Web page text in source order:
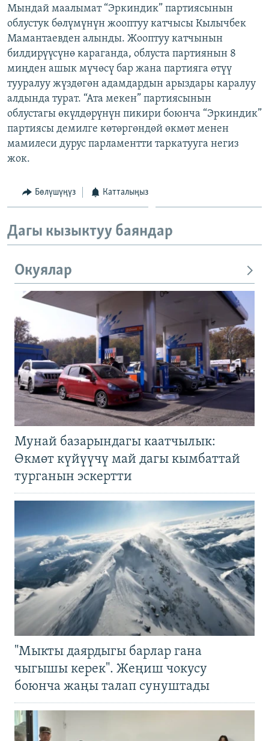
Мындай маалымат “Эркиндик” партиясынын
облустук бөлүмүнүн жооптуу катчысы Кылычбек
Мамантаевден алынды. Жооптуу катчынын
билдирүүсүнө караганда, облуста партиянын 8
миңден ашык мүчөсү бар жана партияга өтүү
тууралуу жүздөгөн адамдардын арыздары каралуу
алдында турат. “Ата мекен” партиясынын
облустагы өкүлдөрүнүн пикири боюнча “Эркиндик”
партиясы демилге көтөргөндөй өкмөт менен
мамилеси дурус парламентти таркатууга негиз
жок.
Бөлүшүңүз Катталыңыз
Дагы кызыктуу баяндар
Окуялар
Мунай базарындагы каатчылык:
Өкмөт күйүүчү май дагы кымбаттай
турганын эскертти
"Мыкты даярдыгы барлар гана
чыгышы керек". Жеңиш чокусу
боюнча жаңы талап сунуштады